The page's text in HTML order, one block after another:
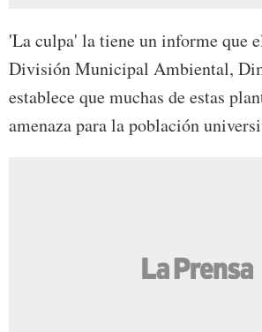
'La culpa' la tiene un informe que
División Municipal Ambiental,
establece que muchas de estas
amenaza para la población